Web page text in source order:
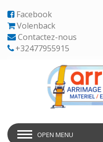
Facebook
Volenback
Contactez-nous
+32477955915
OPEN MENU